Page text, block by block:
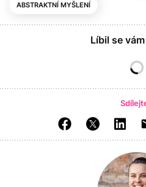
ABSTRAKTNÍ MYŠLENÍ
Líbil se